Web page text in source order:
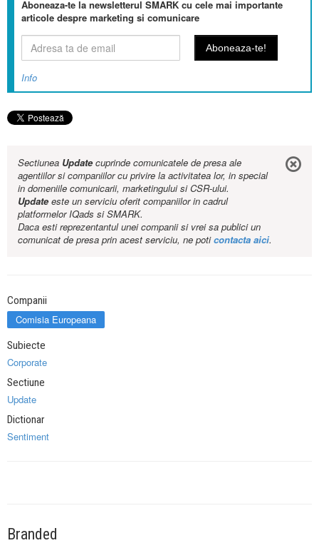
Aboneaza-te la newsletterul SMARK cu cele mai importante
articole despre marketing si comunicare
Info
Sectiunea Updatecuprinde comunicatele de presa ale
agentiilor si companiilor cu privire la activitatea lor, in special
in domeniile comunicarii, marketingului si CSR-ului.
Updateeste un serviciu oferit companiilor in cadrul
platformelor IQads si SMARK.
Daca esti reprezentantul unei companii si vrei sa publici un
comunicat de presa prin acest serviciu, ne poticontacta aici.
Companii
Comisia Europeana
Subiecte
Corporate
Sectiune
Update
Dictionar
Sentiment
Branded